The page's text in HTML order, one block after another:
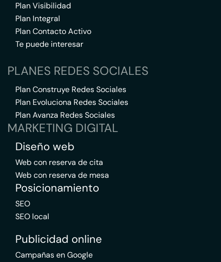
Plan Visibilidad
Plan Integral
Plan Contacto Activo
Te puede interesar
PLANES REDES SOCIALES
Plan Construye Redes Sociales
Plan Evoluciona Redes Sociales
Plan Avanza Redes Sociales
MARKETING DIGITAL
Diseño web
Web con reserva de cita
Web con reserva de mesa
Posicionamiento
SEO
SEO local
Publicidad online
Campañas en Google